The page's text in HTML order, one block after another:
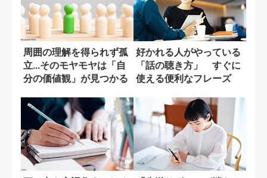
周囲の理解を得られず孤
立...そのモヤモヤは「自
分の価値観」が見つかる
好かれる人がやっている
「話の聴き方」 すぐに
使える便利なフレーズ